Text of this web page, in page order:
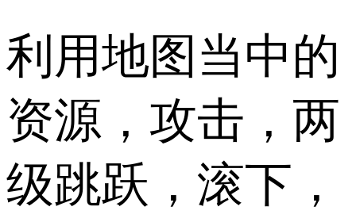
利用地图当中的
资源，攻击，两
级跳跃，滚下，